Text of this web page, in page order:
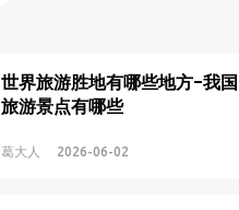
世界旅游胜地有哪些地方-我国
旅游景点有哪些
葛大人 2026-06-02